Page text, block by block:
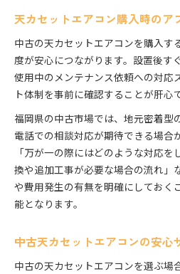
天カセットエアコン購入時のア
中古の天カセットエアコンを購入す
度が安心につながります。設置後す
使用中のメンテナンス依頼への対応
ト体制を事前に確認することが肝心
福岡県の中古市場では、地元密着型
電話での相談対応が期待できる場合
「万が一の際にはどのような対応
換や追加工事が必要な場合の流れ」
や費用発生の有無を明確にしておく
能となります。
中古天カセットエアコンの安心
中古の天カセットエアコンを選ぶ場